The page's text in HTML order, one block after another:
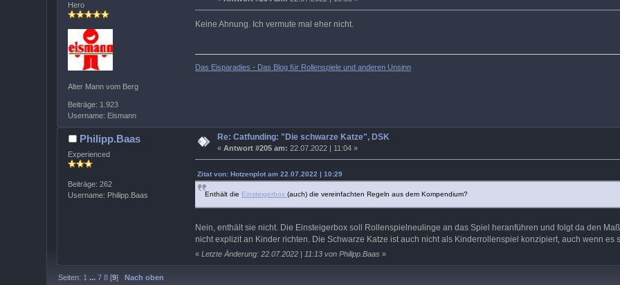
Hero
Alter Mann vom Berg
Beiträge: 1.923
Username: Eismann
Keine Ahnung. Ich vermute mal eher nicht.
Das Eisparadies - Das Blog für Rollenspiele und anderen Unsinn
Philipp.Baas
Experienced
Beiträge: 262
Username: Philipp.Baas
Re: Catfunding: "Die schwarze Katze", DSK
«Antwort #205 am: 22.07.2022 | 11:04 »
Zitat von: Hotzenplot am 22.07.2022 | 10:29
Enthält die Einsteigerbox (auch) die vereinfachten Regeln aus dem Kompendium?
Nein, enthält sie nicht. Die Einsteigerbox soll Rollenspielneulinge an das Spiel heranführen und folgt da den
nicht explizit an Kinder richten. Die Schwarze Katze ist auch nicht als Kinderrollenspiel konzipiert, auch wenn es
« Letzte Änderung: 22.07.2022 | 11:13 von Philipp.Baas »
Seiten: 1 ...7 8 [9]
Nach oben